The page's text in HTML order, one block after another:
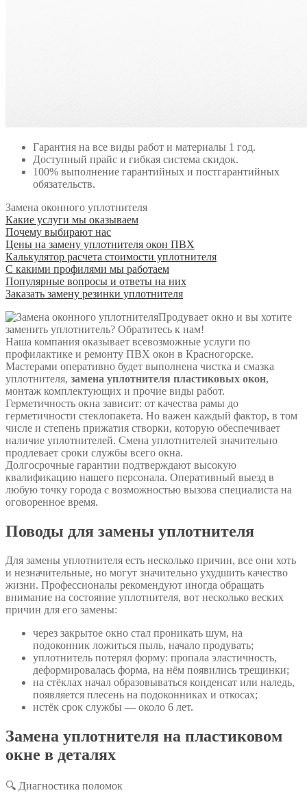
Гарантия на все виды работ и материалы 1 год.
Доступный прайс и гибкая система скидок.
100% выполнение гарантийных и постгарантийных
обязательств.
Замена оконного уплотнителя
Какие услуги мы оказываем
Почему выбирают нас
Цены на замену уплотнителя окон ПВХ
Калькулятор расчета стоимости уплотнителя
С какими профилями мы работаем
Популярные вопросы и ответы на них
Заказать замену резинки уплотнителя
Продувает окно и вы хотите
заменить уплотнитель? Обратитесь к нам!
Наша компания оказывает всевозможные услуги по
профилактике и ремонту ПВХ окон в Красногорске.
Мастерами оперативно будет выполнена чистка и смазка
уплотнителя, замена уплотнителя пластиковых окон,
монтаж комплектующих и прочие виды работ.
Герметичность окна зависит: от качества рамы до
герметичности стеклопакета. Но важен каждый фактор, в том
числе и степень прижатия створки, которую обеспечивает
наличие уплотнителей. Смена уплотнителей значительно
продлевает сроки службы всего окна.
Долгосрочные гарантии подтверждают высокую
квалификацию нашего персонала. Оперативный выезд в
любую точку города с возможностью вызова специалиста на
оговоренное время.
Поводы для замены уплотнителя
Для замены уплотнителя есть несколько причин, все они хоть
и незначительные, но могут значительно ухудшить качество
жизни. Профессионалы рекомендуют иногда обращать
внимание на состояние уплотнителя, вот несколько веских
причин для его замены:
через закрытое окно стал проникать шум, на
подоконник ложиться пыль, начало продувать;
уплотнитель потерял форму: пропала эластичность,
деформировалась форма, на нём появились трещинки;
на стёклах начал образовываться конденсат или наледь,
появляется плесень на подоконниках и откосах;
истёк срок службы — около 6 лет.
Замена уплотнителя на пластиковом
окне в деталях
🔍 Диагностика поломок